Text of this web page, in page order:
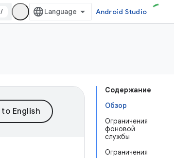
/ Android Studio
Содержание
Обзор
Ограничения
фоновой
службы
Ограничения